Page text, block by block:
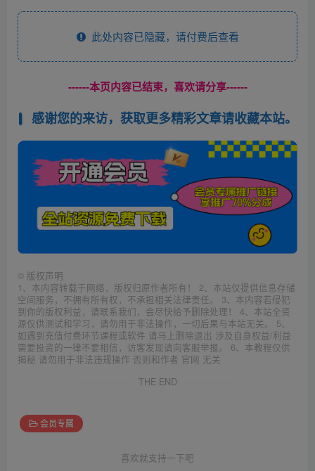
此处内容已隐藏，请付费后查看
------本页内容已结束，喜欢请分享------
感谢您的来访，获取更多精彩文章请收藏本站。
© 版权声明
1、本内容转载于网络，版权归原作者所有！ 2、本站仅提供信息存储
空间服务，不拥有所有权，不承担相关法律责任。 3、本内容若侵犯
到你的版权利益，请联系我们，会尽快给予删除处理！ 4、本站全资
源仅供测试和学习，请勿用于非法操作，一切后果与本站无关。 5、
如遇到充值付费环节课程或软件 请马上删除退出 涉及自身权益/利益
需要投资的一律不要相信，访客发现请向客服举报。 6、本教程仅供
揭秘 请勿用于非法违规操作 否则和作者 官网 无关
THE END
会员专属
喜欢就支持一下吧